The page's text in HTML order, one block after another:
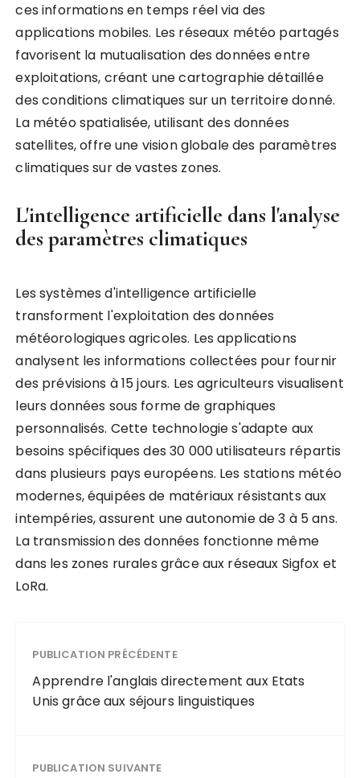
ces informations en temps réel via des
applications mobiles. Les réseaux météo partagés
favorisent la mutualisation des données entre
exploitations, créant une cartographie détaillée
des conditions climatiques sur un territoire donné.
La météo spatialisée, utilisant des données
satellites, offre une vision globale des paramètres
climatiques sur de vastes zones.
L'intelligence artificielle dans l'analyse
des paramètres climatiques
Les systèmes d'intelligence artificielle
transforment l'exploitation des données
météorologiques agricoles. Les applications
analysent les informations collectées pour fournir
des prévisions à 15 jours. Les agriculteurs visualisent
leurs données sous forme de graphiques
personnalisés. Cette technologie s'adapte aux
besoins spécifiques des 30 000 utilisateurs répartis
dans plusieurs pays européens. Les stations météo
modernes, équipées de matériaux résistants aux
intempéries, assurent une autonomie de 3 à 5 ans.
La transmission des données fonctionne même
dans les zones rurales grâce aux réseaux Sigfox et
LoRa.
PUBLICATION PRÉCÉDENTE
Apprendre l'anglais directement aux Etats
Unis grâce aux séjours linguistiques
PUBLICATION SUIVANTE